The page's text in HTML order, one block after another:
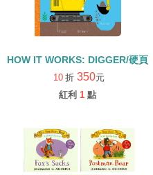
HOW IT WORKS: DIGGER/硬頁書
10 折 350元
紅利 1 點